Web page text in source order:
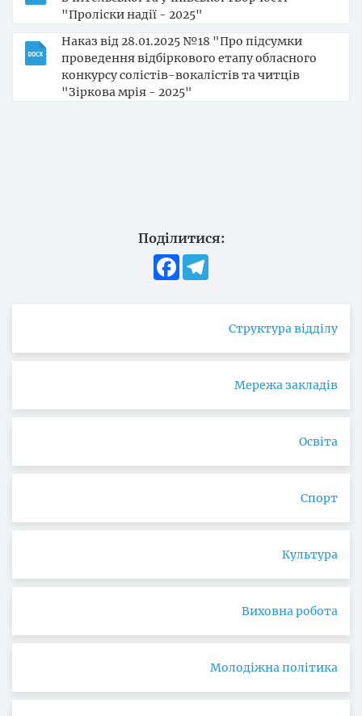
"Проліски надії - 2025"
Наказ від 28.01.2025 №18 "Про підсумки
проведення відбіркового етапу обласного
конкурсу солістів-вокалістів та читців
"Зіркова мрія - 2025"
Поділитися:
Facebook
Структура відділу
Мережа закладів
Освіта
Спорт
Культура
Виховна робота
Молодіжна політика